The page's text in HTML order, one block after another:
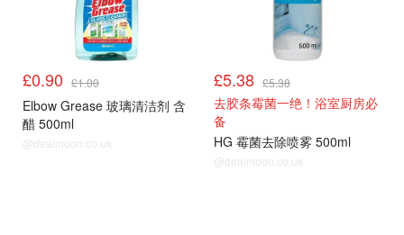
£0.90 £1.00
Elbow Grease 玻璃清洁剂 含
醋 500ml
@dealmoon.co.uk
£5.38 £5.38
去胶条霉菌一绝！浴室厨房必
备
HG 霉菌去除喷雾 500ml
@dealmoon.co.uk